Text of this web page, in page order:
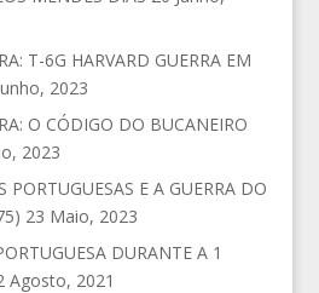
T-6G HARVARD GUERRA EM
2023
O CÓDIGO DO BUCANEIRO
2023
PORTUGUESAS E A GUERRA DO
23 Maio, 2023
DURANTE A 1
Agosto, 2021